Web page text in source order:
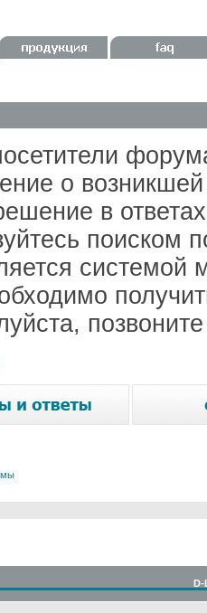
о
в
поиском
системой
D-